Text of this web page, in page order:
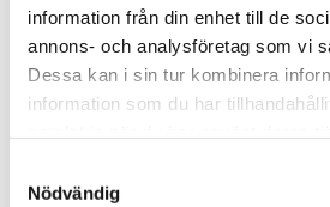
information från din enhet till de
annons- och analysföretag som vi
Dessa kan i sin tur kombinera
information som du har
Nödvändig
st